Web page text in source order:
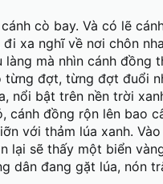
cò bay. Và có lẽ
xa nghĩ về nơi chôn
mà nhìn cánh đồng
từng đợt, từng đợt đuổi
nổi bật trên nền trời
cánh đồng rộn lên bao
với thảm lúa xanh. Vào
lại sẽ thấy một biển
dân đang gặt lúa, nón